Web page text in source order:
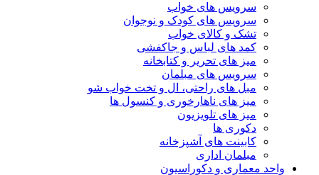
سرویس های خواب
سرویس های کودک و نوجوان
تشک و کالای خواب
کمد های لباس و جاکفشی
میز های تحریر و کتابخانه
سرویس های مبلمان
مبل های راحتی، ال و تخت خواب شو
میز های ناهارخوری و کنسول ها
میز های تلویزیون
دکوری ها
کابینت های آشپزخانه
مبلمان اداری
واحد معماری و دکوراسیون